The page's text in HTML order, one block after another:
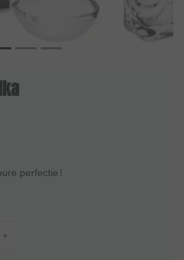
perfectie!
+